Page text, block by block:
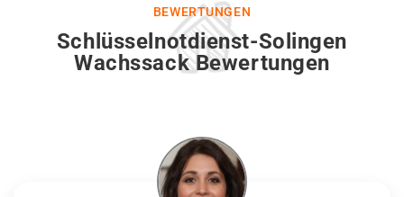
BEWERTUNGEN
Schlüsselnotdienst-Solingen
Wachssack Bewertungen